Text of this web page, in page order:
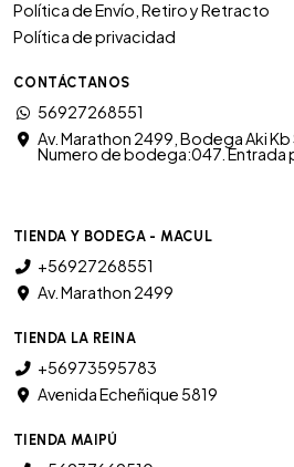
Política de Envío, Retiro y Retracto
Política de privacidad
CONTÁCTANOS
56927268551
Av. Marathon 2499, Bodega Aki Kb
Numero de bodega:047. Entrada
TIENDA Y BODEGA - MACUL
+56927268551
Av. Marathon 2499
TIENDA LA REINA
+56973595783
Avenida Echeñique 5819
TIENDA MAIPÚ